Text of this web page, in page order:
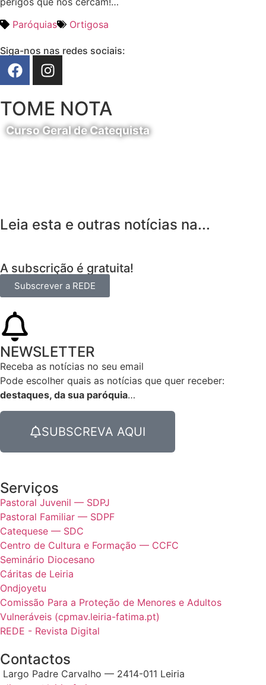
Paróquias
Ortigosa
Siga-nos nas redes sociais:
TOME NOTA
Curso Geral de Catequista
Leia esta e outras notícias na...
A subscrição é gratuita!
Subscrever a REDE
NEWSLETTER
Receba as notícias no seu email​
Pode escolher quais as notícias que quer receber:
destaques, da sua paróquia…
SUBSCREVA AQUI
Serviços
Pastoral Juvenil — SDPJ
Pastoral Familiar — SDPF
Catequese — SDC
Centro de Cultura e Formação — CCFC
Seminário Diocesano
Cáritas de Leiria
Ondjoyetu
Comissão Para a Proteção de Menores e Adultos
Vulneráveis (cpmav.leiria-fatima.pt)
REDE - Revista Digital
Contactos
Largo Padre Carvalho — 2414-011 Leiria